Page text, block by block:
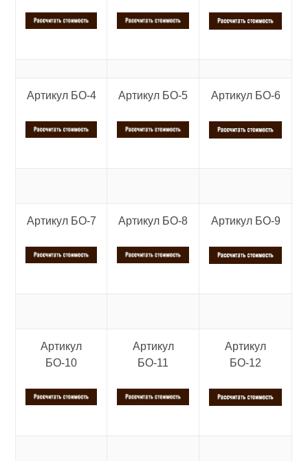
Артикул БО-4 Артикул БО-5 Артикул БО-6
Артикул БО-7 Артикул БО-8 Артикул БО-9
Артикул
БО-10
Артикул
БО-11
Артикул
БО-12